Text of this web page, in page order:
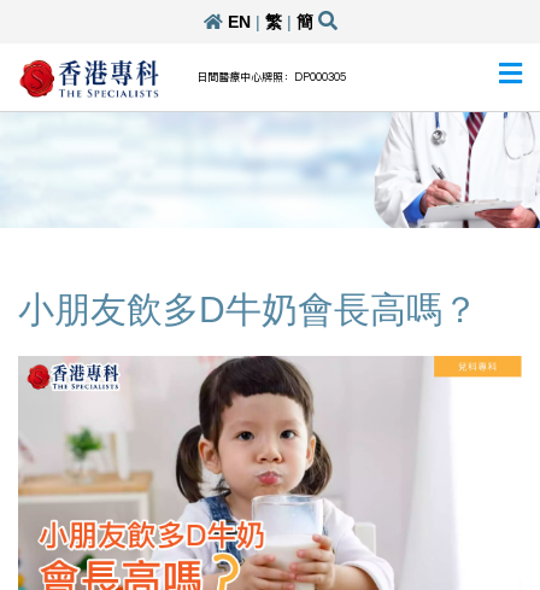
EN| 繁| 簡
日間醫療中心牌照：DP000305
小朋友飲多D牛奶會長高嗎？